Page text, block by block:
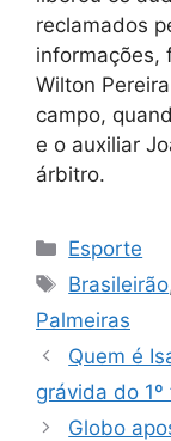
reclamados
informações,
Wilton
campo,
e o auxiliar
árbitro.
Categorias
Esporte
Tags
Brasileirão
Palmeiras
Quem é
grávida do
Globo